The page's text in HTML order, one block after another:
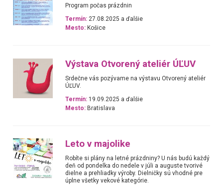
Program počas prázdnin
Termín: 27.08.2025 a ďalšie
Mesto: Košice
Výstava Otvorený ateliér ÚĽUV
Srdečne vás pozývame na výstavu Otvorený ateliér
ÚĽUV.
Termín: 19.09.2025 a ďalšie
Mesto: Bratislava
Leto v majolike
Robíte si plány na letné prázdniny? U nás budú každý
deň od pondelka do nedele v júli a auguste tvorivé
dielne a prehliadky výroby. Dielničky sú vhodné pre
úplne všetky vekové kategórie.